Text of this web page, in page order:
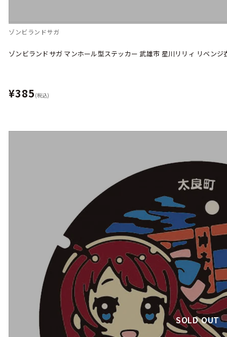
ゾンビランドサガ
ゾンビランドサガ マンホール型ステッカー 武雄市 星川リリィ リベンジ
¥385 (税込)
SOLD OUT